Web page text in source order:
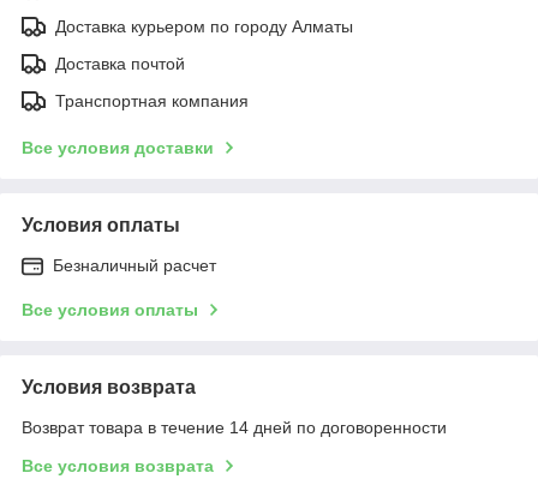
Доставка курьером по городу Алматы
Доставка почтой
Транспортная компания
Все условия доставки
Условия оплаты
Безналичный расчет
Все условия оплаты
Условия возврата
Возврат товара в течение 14 дней по договоренности
Все условия возврата